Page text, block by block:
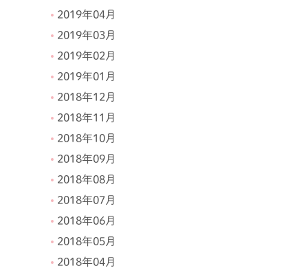
2019年04月
2019年03月
2019年02月
2019年01月
2018年12月
2018年11月
2018年10月
2018年09月
2018年08月
2018年07月
2018年06月
2018年05月
2018年04月